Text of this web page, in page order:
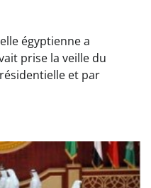
égyptienne a
prise la veille du
et par